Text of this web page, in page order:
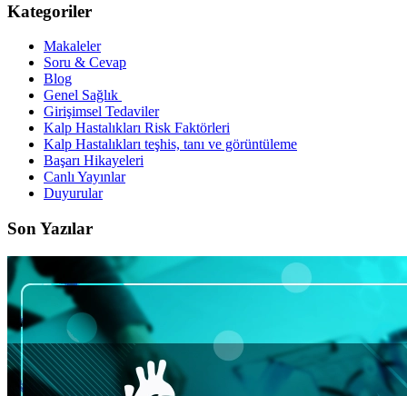
Kategoriler
Makaleler
Soru & Cevap
Blog
Genel Sağlık
Girişimsel Tedaviler
Kalp Hastalıkları Risk Faktörleri
Kalp Hastalıkları teşhis, tanı ve görüntüleme
Başarı Hikayeleri
Canlı Yayınlar
Duyurular
Son Yazılar